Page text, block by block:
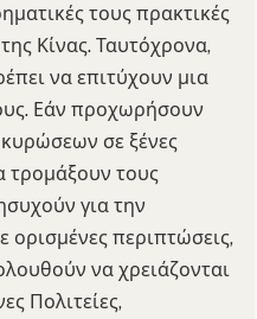
τους πρακτικές
Κίνας. Ταυτόχρονα,
να επιτύχουν μια
Εάν προχωρήσουν
σε ξένες
τρομάξουν τους
για την
ορισμένες περιπτώσεις,
να χρειάζονται
Πολιτείες,